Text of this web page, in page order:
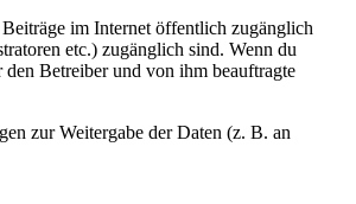
im Internet öffentlich zugänglich
etc.) zugänglich sind. Wenn du
Betreiber und von ihm beauftragte
zur Weitergabe der Daten (z. B. an